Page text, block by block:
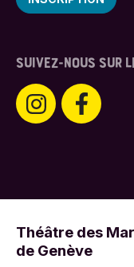
SUIVEZ-NOUS SUR
Théâtre des
de Genève